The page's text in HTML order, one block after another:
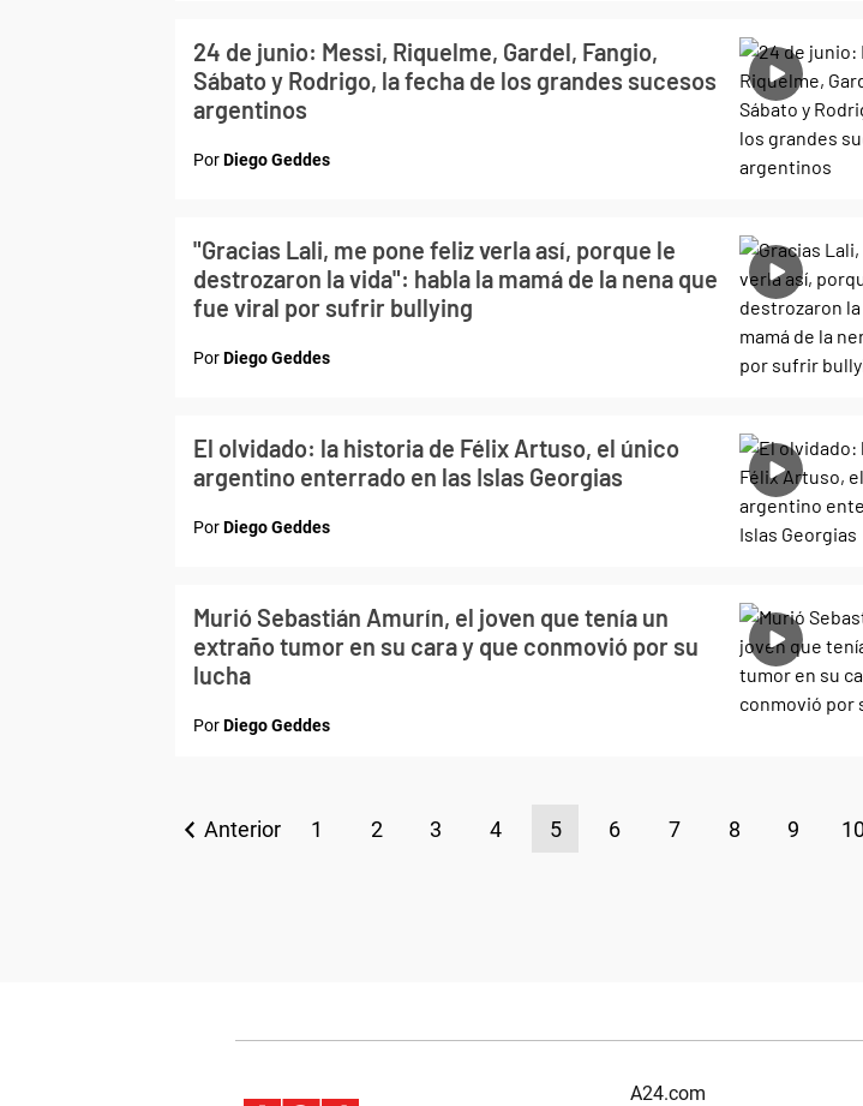
24 de junio: Messi, Riquelme, Gardel, Fangio,
Sábato y Rodrigo, la fecha de los grandes sucesos
argentinos
PorDiego Geddes
"Gracias Lali, me pone feliz verla así, porque le
destrozaron la vida": habla la mamá de la nena que
fue viral por sufrir bullying
PorDiego Geddes
El olvidado: la historia de Félix Artuso, el único
argentino enterrado en las Islas Georgias
PorDiego Geddes
Murió Sebastián Amurín, el joven que tenía un
extraño tumor en su cara y que conmovió por su
lucha
PorDiego Geddes
Anterior 1 2 3 4 5 6 7 8 9
A24.com